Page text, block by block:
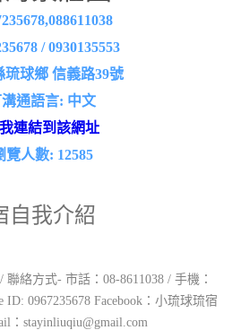
/ 0930135553
琉球鄉 信義路39號
溝通語言: 中文
連結到該網址
覽人數: 12585
自我介紹
聯絡方式- 市話：08-8611038 / 手機：
ID: 0967235678 Facebook：小琉球琉宿
：stayinliuqiu@gmail.com